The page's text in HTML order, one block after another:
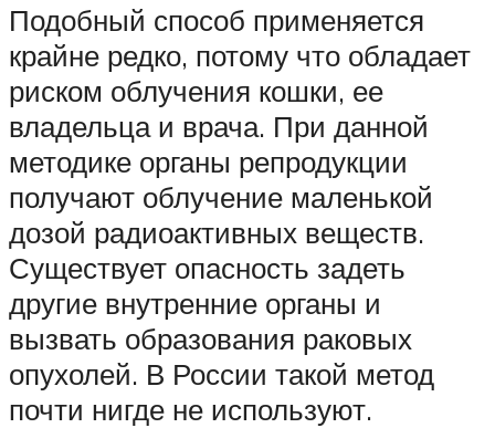
Подобный способ применяется
крайне редко, потому что обладает
риском облучения кошки, ее
владельца и врача. При данной
методике органы репродукции
получают облучение маленькой
дозой радиоактивных веществ.
Существует опасность задеть
другие внутренние органы и
вызвать образования раковых
опухолей. В России такой метод
почти нигде не используют.